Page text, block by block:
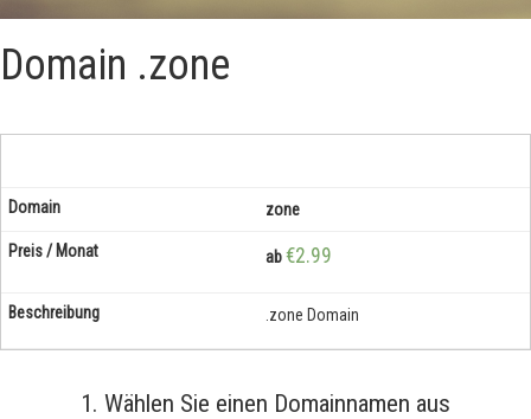
Domain .zone
zone
ab€2.99
.zone Domain
1. Wählen Sie einen Domainnamen aus